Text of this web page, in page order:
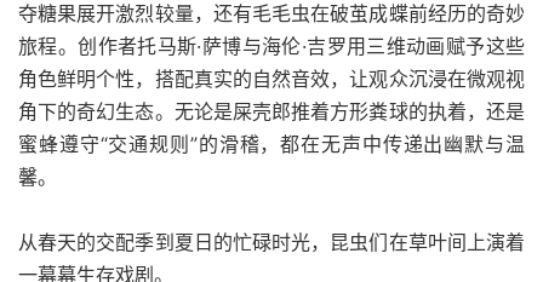
夺糖果展开激烈较量，还有毛毛虫在破茧成蝶前经历的奇妙
旅程。创作者托马斯·萨博与海伦·吉罗用三维动画赋予这些
角色鲜明个性，搭配真实的自然音效，让观众沉浸在微观视
角下的奇幻生态。无论是屎壳郎推着方形粪球的执着，还是
蜜蜂遵守“交通规则”的滑稽，都在无声中传递出幽默与温
馨。
从春天的交配季到夏日的忙碌时光，昆虫们在草叶间上演着
一幕幕生存戏剧。